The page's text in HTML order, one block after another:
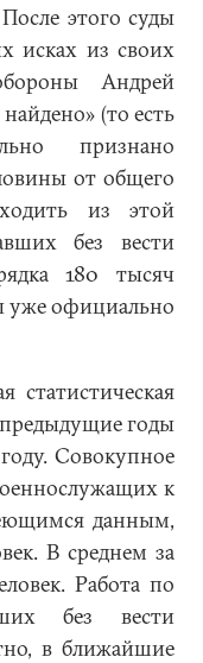
этого суды
исках из своих
Андрей
(то есть
признано
от общего
из этой
без вести
180 тысяч
уже официально
статистическая
годы
Совокупное
к
данным,
В среднем за
Работа по
без вести
в ближайшие